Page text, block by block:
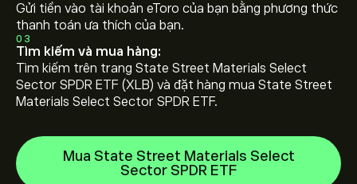
Gửi tiền vào tài khoản eToro của bạn bằng phương thức
thanh toán ưa thích của bạn.
03
Tìm kiếm và mua hàng:
Tìm kiếm trên trang State Street Materials Select
Sector SPDR ETF (XLB) và đặt hàng mua State Street
Materials Select Sector SPDR ETF.
Mua State Street Materials Select
Sector SPDR ETF